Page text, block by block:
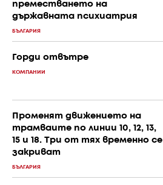
преместването на
държавната психиатрия
БЪЛГАРИЯ
Горди отвътре
КОМПАНИИ
Променят движението на
трамваите по линии 10, 12, 13,
15 и 18. Три от тях временно се
закриват
БЪЛГАРИЯ